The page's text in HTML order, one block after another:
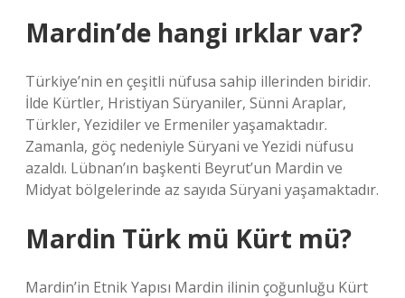
Mardin’de hangi ırklar var?
Türkiye’nin en çeşitli nüfusa sahip illerinden biridir.
İlde Kürtler, Hristiyan Süryaniler, Sünni Araplar,
Türkler, Yezidiler ve Ermeniler yaşamaktadır.
Zamanla, göç nedeniyle Süryani ve Yezidi nüfusu
azaldı. Lübnan’ın başkenti Beyrut’un Mardin ve
Midyat bölgelerinde az sayıda Süryani yaşamaktadır.
Mardin Türk mü Kürt mü?
Mardin’in Etnik Yapısı Mardin ilinin çoğunluğu Kürt